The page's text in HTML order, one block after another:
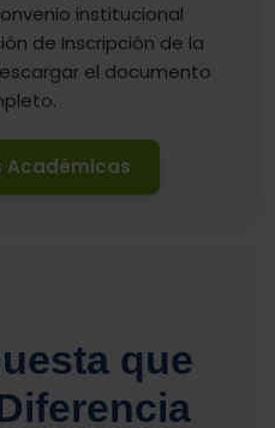
institucional
de Inscripción de la
el documento
Académicas
que